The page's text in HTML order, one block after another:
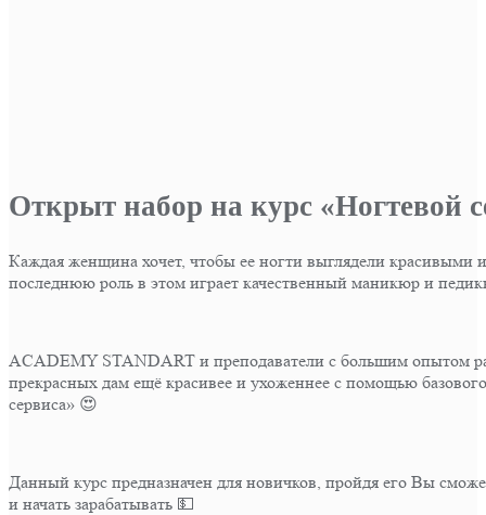
Открыт набор на курс «Ногтевой
Каждая женщина хочет, чтобы ее ногти выглядели красивыми
последнюю роль в этом играет качественный маникюр и
ACADEMY STANDART и преподаватели с большим опытом
прекрасных дам ещё красивее и ухоженнее с помощью
сервиса» 😍
Данный курс предназначен для новичков, пройдя его Вы
и начать зарабатывать 💵